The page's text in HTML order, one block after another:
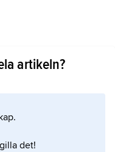
Elements
artikeln?
det!